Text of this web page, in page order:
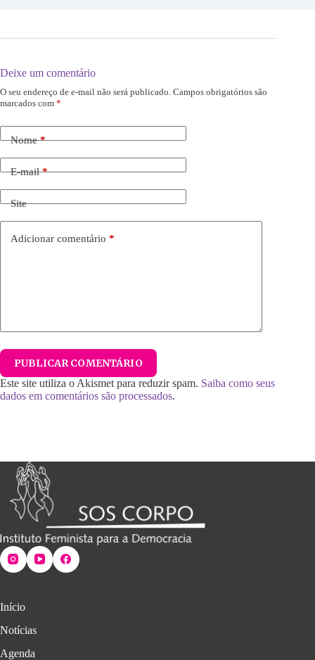
Deixe um comentário
O seu endereço de e-mail não será publicado. Campos obrigatórios são
marcados com *
Nome*
E-mail*
Site
Adicionar comentário *
PUBLICAR COMENTÁRIO
Este site utiliza o Akismet para reduzir spam. Saiba como seus
dados em comentários são processados.
Início
Notícias
Agenda